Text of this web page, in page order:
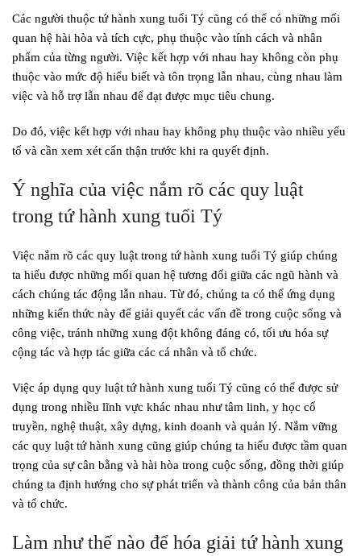
Các người thuộc tứ hành xung tuổi Tý cũng có thể có những mối
quan hệ hài hòa và tích cực, phụ thuộc vào tính cách và nhân
phẩm của từng người. Việc kết hợp với nhau hay không còn phụ
thuộc vào mức độ hiểu biết và tôn trọng lẫn nhau, cùng nhau làm
việc và hỗ trợ lẫn nhau để đạt được mục tiêu chung.
Do đó, việc kết hợp với nhau hay không phụ thuộc vào nhiều yếu
tố và cần xem xét cẩn thận trước khi ra quyết định.
Ý nghĩa của việc nắm rõ các quy luật
trong tứ hành xung tuổi Tý
Việc nắm rõ các quy luật trong tứ hành xung tuổi Tý giúp chúng
ta hiểu được những mối quan hệ tương đối giữa các ngũ hành và
cách chúng tác động lẫn nhau. Từ đó, chúng ta có thể ứng dụng
những kiến thức này để giải quyết các vấn đề trong cuộc sống và
công việc, tránh những xung đột không đáng có, tối ưu hóa sự
cộng tác và hợp tác giữa các cá nhân và tổ chức.
Việc áp dụng quy luật tứ hành xung tuổi Tý cũng có thể được sử
dụng trong nhiều lĩnh vực khác nhau như tâm linh, y học cổ
truyền, nghệ thuật, xây dựng, kinh doanh và quản lý. Nắm vững
các quy luật tứ hành xung cũng giúp chúng ta hiểu được tầm quan
trọng của sự cân bằng và hài hòa trong cuộc sống, đồng thời giúp
chúng ta định hướng cho sự phát triển và thành công của bản thân
và tổ chức.
Làm như thế nào để hóa giải tứ hành xung